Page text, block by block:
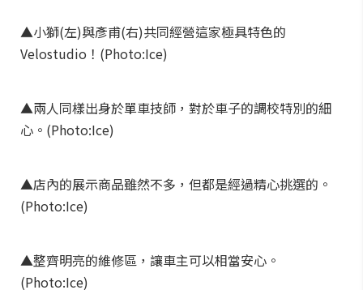
▲小獅(左)與彥甫(右)共同經營這家極具特色的
Velostudio！(Photo:Ice)
▲兩人同樣出身於單車技師，對於車子的調校特別的細
心。(Photo:Ice)
▲店內的展示商品雖然不多，但都是經過精心挑選的。
(Photo:Ice)
▲整齊明亮的維修區，讓車主可以相當安心。
(Photo:Ice)